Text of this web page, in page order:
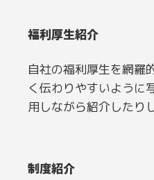
福利厚生紹介
自社の福利厚生を網羅
く伝わりやすいように
用しながら紹介したり
制度紹介